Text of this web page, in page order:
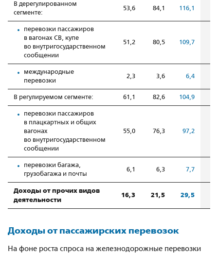
В дерегулированном
сегменте:
53,6 84,1 116,1
перевозки пассажиров
в вагонах СВ, купе
во внутригосударственном
сообщении
51,2 80,5 109,7
международные
перевозки
2,3 3,6 6,4
В регулируемом сегменте: 61,1 82,6 104,9
перевозки пассажиров
в плацкартных и общих
вагонах
во внутригосударственном
сообщении
55,0 76,3 97,2
перевозки багажа,
грузобагажа и почты
6,1 6,3 7,7
Доходы от прочих видов
деятельности
16,3 21,5 29,5
Доходы от пассажирских перевозок
На фоне роста спроса на железнодорожные перевозки